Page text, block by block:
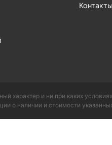
Контакты
характер и ни при каких
о наличии и стоимости